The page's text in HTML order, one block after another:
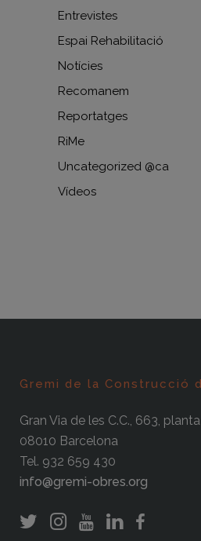
Entrevistes
Espai Rehabilitació
Notícies
Recomanem
Reportatges
RiMe
Uncategorized @ca
Vídeos
Gremi de la Construcció
Gran Via de les C.C., 663,
08010 Barcelona
Tel. 932 659 430
info@gremi-obres.org